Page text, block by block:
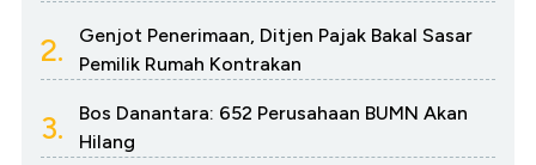
2.
Genjot Penerimaan, Ditjen Pajak Bakal Sasar
Pemilik Rumah Kontrakan
3.
Bos Danantara: 652 Perusahaan BUMN Akan
Hilang